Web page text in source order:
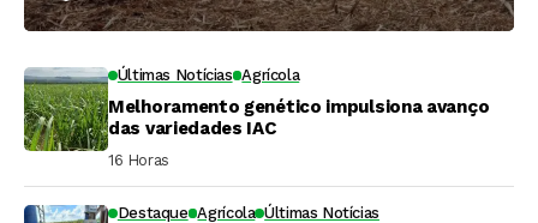
Últimas Notícias Agrícola
Melhoramento genético impulsiona avanço
das variedades IAC
16 Horas ⁮
Destaque Agrícola Últimas Notícias